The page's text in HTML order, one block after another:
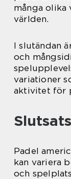
många olika
världen.
I slutändan
och
variationer
aktivitet för
Padel
kan variera
och